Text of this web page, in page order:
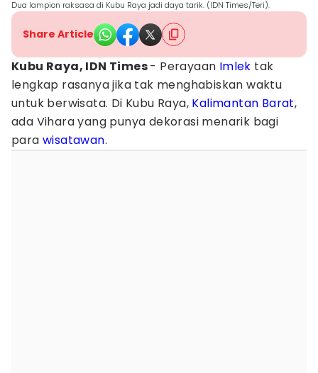
Dua lampion raksasa di Kubu Raya jadi daya tarik. (IDN Times/Teri).
Share Article
Kubu Raya, IDN Times- Perayaan Imlek tak
lengkap rasanya jika tak menghabiskan waktu
untuk berwisata. Di Kubu Raya, Kalimantan Barat,
ada Vihara yang punya dekorasi menarik bagi
para wisatawan.